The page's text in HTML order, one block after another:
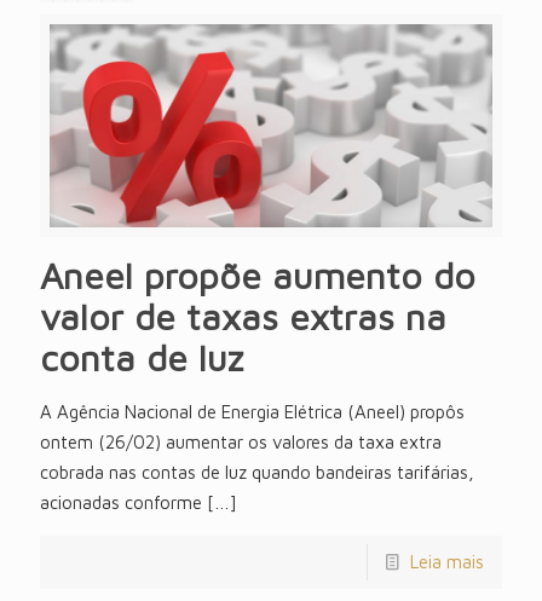
Aneel propõe aumento do
valor de taxas extras na
conta de luz
A Agência Nacional de Energia Elétrica (Aneel) propôs
ontem (26/02) aumentar os valores da taxa extra
cobrada nas contas de luz quando bandeiras tarifárias,
acionadas conforme […]
Leia mais